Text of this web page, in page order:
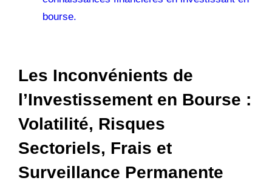
bourse.
Les Inconvénients de
l’Investissement en Bourse :
Volatilité, Risques
Sectoriels, Frais et
Surveillance Permanente